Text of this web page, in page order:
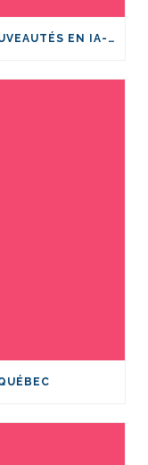
EN FÉVRIER, DÉCOUVREZ NOS NOUVEAUTÉS EN IA-SANTÉ!